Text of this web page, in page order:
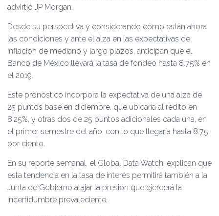
advirtió JP Morgan.
Desde su perspectiva y considerando cómo están ahora
las condiciones y ante el alza en las expectativas de
inflación de mediano y largo plazos, anticipan que el
Banco de México llevará la tasa de fondeo hasta 8.75% en
el 2019.
Este pronóstico incorpora la expectativa de una alza de
25 puntos base en diciembre, que ubicaría al rédito en
8.25%, y otras dos de 25 puntos adicionales cada una, en
el primer semestre del año, con lo que llegaría hasta 8.75
por ciento.
En su reporte semanal, el Global Data Watch, explican que
esta tendencia en la tasa de interés permitirá también a la
Junta de Gobierno atajar la presión que ejercerá la
incertidumbre prevaleciente.